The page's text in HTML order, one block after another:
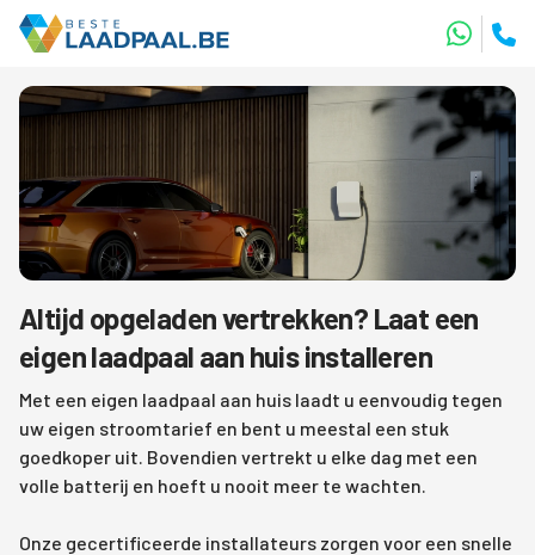
Altijd opgeladen vertrekken? Laat een
eigen laadpaal aan huis installeren
Met een eigen laadpaal aan huis laadt u eenvoudig tegen
uw eigen stroomtarief en bent u meestal een stuk
goedkoper uit. Bovendien vertrekt u elke dag met een
volle batterij en hoeft u nooit meer te wachten.
Onze gecertificeerde installateurs zorgen voor een snelle